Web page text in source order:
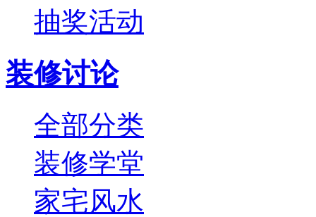
抽奖活动
装修讨论
全部分类
装修学堂
家宅风水